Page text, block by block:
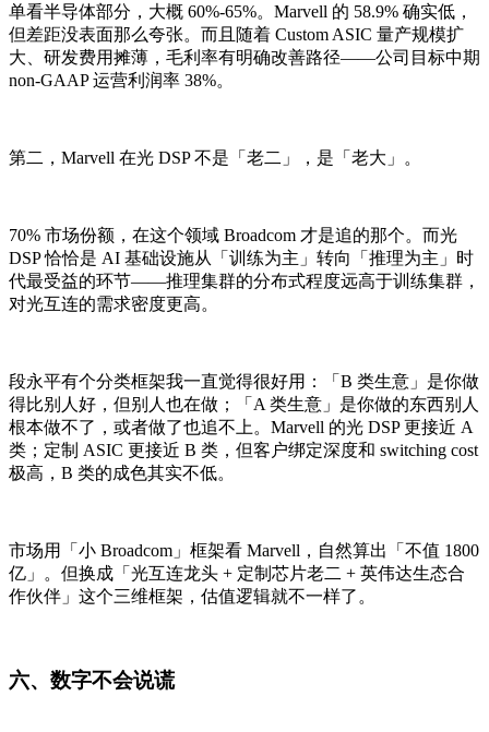
单看半导体部分，大概 60%-65%。Marvell 的 58.9% 确实低，
但差距没表面那么夸张。而且随着 Custom ASIC 量产规模扩
大、研发费用摊薄，毛利率有明确改善路径——公司目标中期
non-GAAP 运营利润率 38%。
第二，Marvell 在光 DSP 不是「老二」，是「老大」。
70% 市场份额，在这个领域 Broadcom 才是追的那个。而光
DSP 恰恰是 AI 基础设施从「训练为主」转向「推理为主」时
代最受益的环节——推理集群的分布式程度远高于训练集群，
对光互连的需求密度更高。
段永平有个分类框架我一直觉得很好用：「B 类生意」是你做
得比别人好，但别人也在做；「A 类生意」是你做的东西别人
根本做不了，或者做了也追不上。Marvell 的光 DSP 更接近 A
类；定制 ASIC 更接近 B 类，但客户绑定深度和 switching cost
极高，B 类的成色其实不低。
市场用「小 Broadcom」框架看 Marvell，自然算出「不值 1800
亿」。但换成「光互连龙头 + 定制芯片老二 + 英伟达生态合
作伙伴」这个三维框架，估值逻辑就不一样了。
六、数字不会说谎